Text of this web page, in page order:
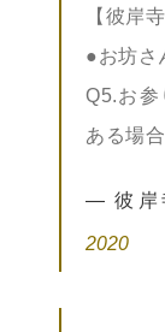
【彼岸
●お坊さ
Q5.お
ある場
— 彼岸
2020